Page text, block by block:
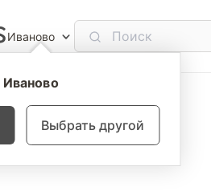
Иваново
Иваново
Выбрать другой